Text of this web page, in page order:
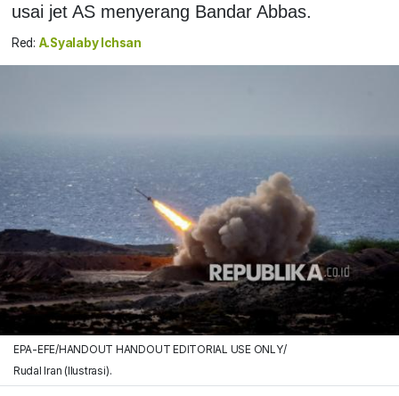
usai jet AS menyerang Bandar Abbas.
Red: A.Syalaby Ichsan
EPA-EFE/HANDOUT HANDOUT EDITORIAL USE ONLY/
Rudal Iran (Ilustrasi).